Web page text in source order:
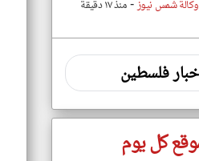
وكالة شمس نيوز-منذ ١٧ دقيقة
فلسطين
كل يوم